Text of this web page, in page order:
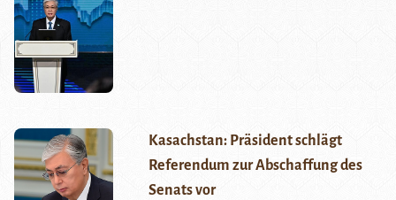
Kasachstan: Präsident schlägt
Referendum zur Abschaffung des
Senats vor